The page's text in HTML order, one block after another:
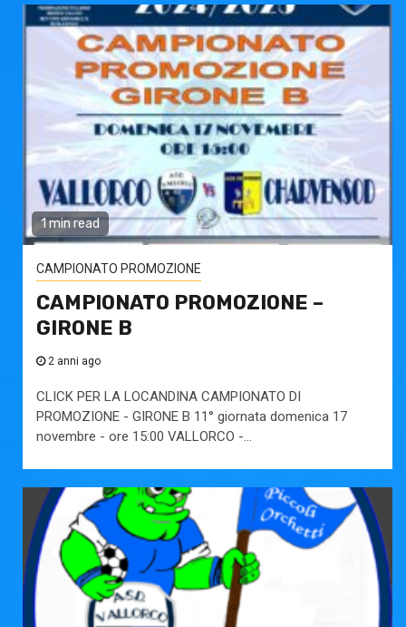
1 min read
CAMPIONATO PROMOZIONE
CAMPIONATO PROMOZIONE –
GIRONE B
2 anni ago
CLICK PER LA LOCANDINA CAMPIONATO DI
PROMOZIONE - GIRONE B 11° giornata domenica 17
novembre - ore 15:00 VALLORCO -...